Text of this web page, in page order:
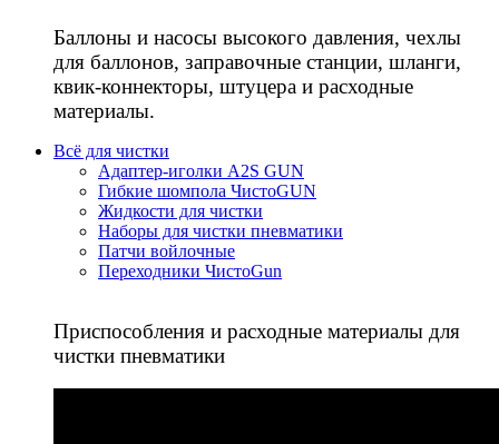
Баллоны и насосы высокого давления, чехлы
для баллонов, заправочные станции, шланги,
квик-коннекторы, штуцера и расходные
материалы.
Всё для чистки
Адаптер-иголки A2S GUN
Гибкие шомпола ЧистоGUN
Жидкости для чистки
Наборы для чистки пневматики
Патчи войлочные
Переходники ЧистоGun
Приспособления и расходные материалы для
чистки пневматики